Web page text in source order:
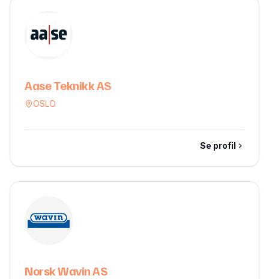
Aase Teknikk AS
OSLO
Se profil
Norsk Wavin AS